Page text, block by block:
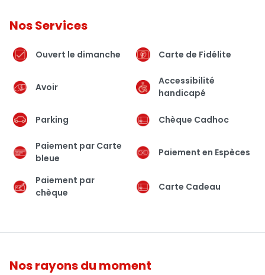
Nos Services
Ouvert le dimanche Carte de Fidélite
Avoir
Accessibilité
handicapé
Parking Chèque Cadhoc
Paiement par Carte
bleue
Paiement en Espèces
Paiement par
chèque
Carte Cadeau
Nos rayons du moment